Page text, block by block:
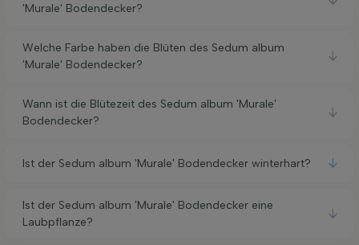
'Murale' Bodendecker?
Welche Farbe haben die Blüten des Sedum album
'Murale' Bodendecker?
Wann ist die Blütezeit des Sedum album 'Murale'
Bodendecker?
Ist der Sedum album 'Murale' Bodendecker winterhart?
Ist der Sedum album 'Murale' Bodendecker eine
Laubpflanze?